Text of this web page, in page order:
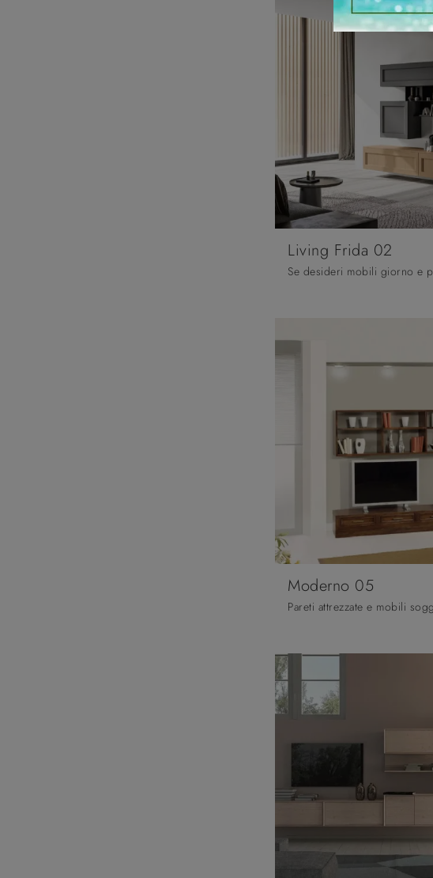
Living Frida 02
Moderno 05